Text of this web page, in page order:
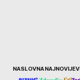
KurirNASLOVNANAJNOVIJE